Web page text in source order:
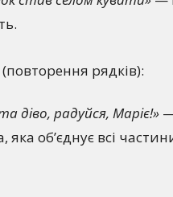
рядків):
діво, радуйся, Маріє!»
яка об’єднує всі